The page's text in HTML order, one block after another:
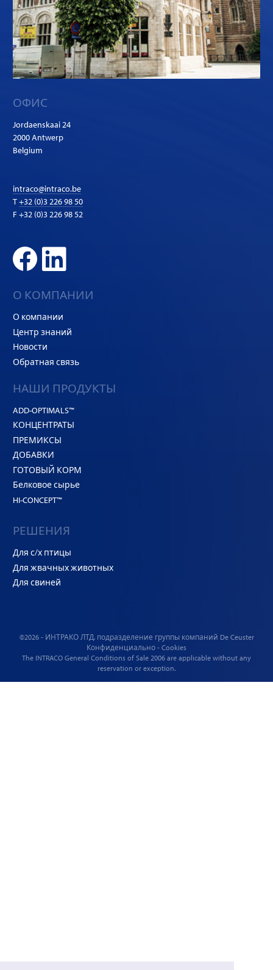
ОФИС
Jordaenskaai 24
2000 Antwerp
Belgium
intraco@intraco.be
T+32 (0)3 226 98 50
F +32 (0)3 226 98 52
О КОМПАНИИ
О компании
Центр знаний
Новости
Обратная связь
НАШИ ПРОДУКТЫ
ADD-OPTIMALS™
КОНЦЕНТРАТЫ
ПРЕМИКСЫ
ДОБАВКИ
ГОТОВЫЙ КОРМ
Белковое сырье
HI-CONCEPT™
РЕШЕНИЯ
Для с/х птицы
Для жвачных животных
Для свиней
©2026 - ИНТРАКО ЛТД. подразделение группы компаний De Ceuster
Конфиденциально - Cookies
The INTRACO General Conditions of Sale 2006 are applicable without any
reservation or exception.